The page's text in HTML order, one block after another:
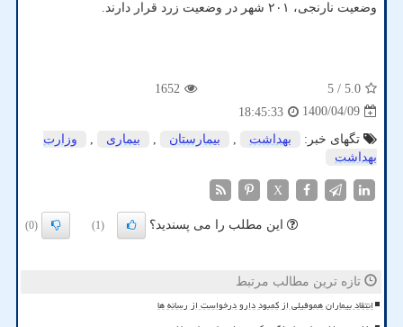
وضعیت نارنجی، ۲۰۱ شهر در وضعیت زرد قرار دارند.
5.0
/ 5
1652
1400/04/09
18:45:33
تگهای خبر:
بهداشت , بیمارستان , بیماری ,
وزارت
بهداشت
X
این مطلب را می پسندید؟ (1)
(0)
تازه ترین مطالب مرتبط
انتقاد بیماران هموفیلی از کمبود دارو درخواست از رسانه ها